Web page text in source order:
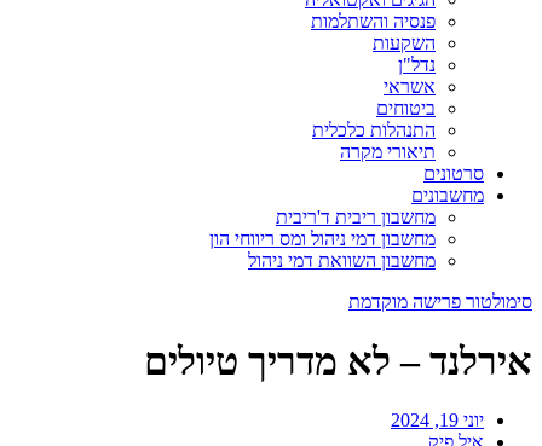
פנסיה והשתלמות
השקעות
נדל"ן
אשראי
ביטוחים
התנהלות כלכלית
תיאורי מקרה
סרטונים
מחשבונים
מחשבון ריבית ד'ריבית
מחשבון דמי ניהול ומס ריווחי הון
מחשבון השוואת דמי ניהול
סימולטור פרישה מוקדמת
אירלנד – לא מדריך טיולים
יוני 19, 2024
איל פיק